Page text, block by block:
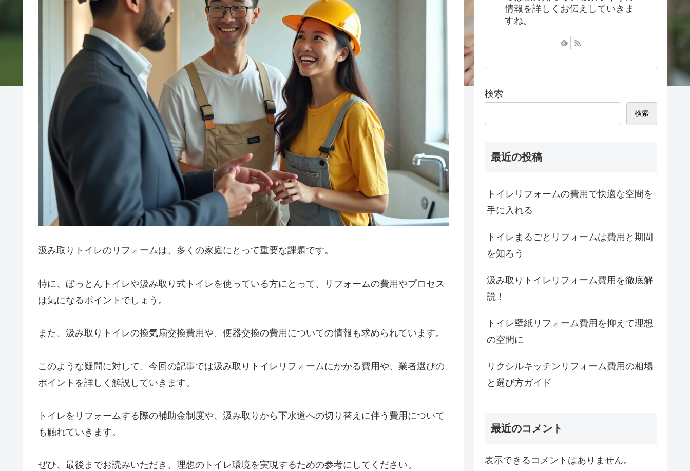
汲み取りトイレのリフォームは、多くの家庭にとって重要な課題です。
特に、ぼっとんトイレや汲み取り式トイレを使っている方にとって、リフォームの費用やプロセス
は気になるポイントでしょう。
また、汲み取りトイレの換気扇交換費用や、便器交換の費用についての情報も求められています。
このような疑問に対して、今回の記事では汲み取りトイレリフォームにかかる費用や、業者選びの
ポイントを詳しく解説していきます。
トイレをリフォームする際の補助金制度や、汲み取りから下水道への切り替えに伴う費用について
も触れていきます。
ぜひ、最後までお読みいただき、理想のトイレ環境を実現するための参考にしてください。
情報を詳しくお伝えしていきま
すね。
検索
検索
最近の投稿
トイレリフォームの費用で快適な空間を
手に入れる
トイレまるごとリフォームは費用と期間
を知ろう
汲み取りトイレリフォーム費用を徹底解
説！
トイレ壁紙リフォーム費用を抑えて理想
の空間に
リクシルキッチンリフォーム費用の相場
と選び方ガイド
最近のコメント
表示できるコメントはありません。